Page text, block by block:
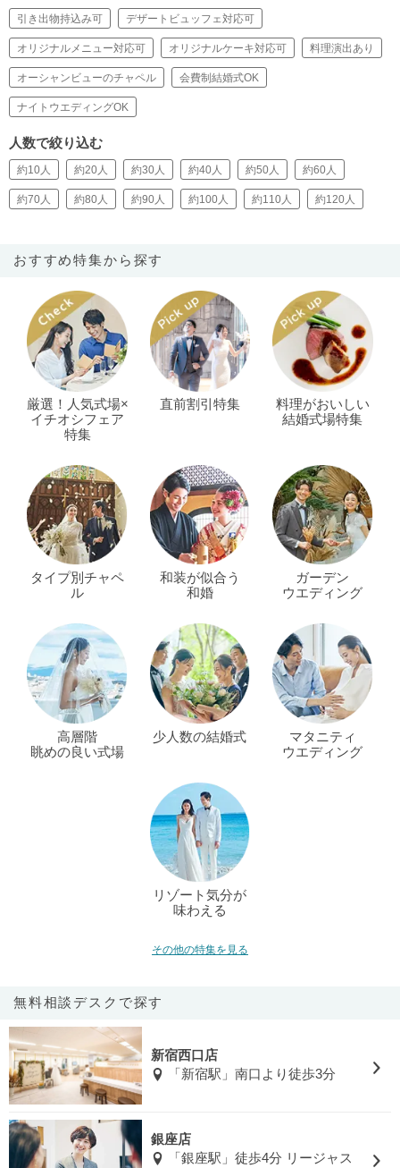
引き出物持込み可 デザートビュッフェ対応可
オリジナルメニュー対応可 オリジナルケーキ対応可 料理演出あり
オーシャンビューのチャペル 会費制結婚式OK
ナイトウエディングOK
人数で絞り込む
約10人 約20人 約30人 約40人 約50人 約60人
約70人 約80人 約90人 約100人 約110人 約120人
おすすめ特集から探す
厳選！人気式場×
イチオシフェア
特集
直前割引特集
料理がおいしい
結婚式場特集
タイプ別チャペ
ル
和装が似合う
和婚
ガーデン
ウエディング
高層階
眺めの良い式場
少人数の結婚式
マタニティ
ウエディング
リゾート気分が
味わえる
その他の特集を見る
無料相談デスクで探す
新宿西口店
「新宿駅」南口より徒歩3分
銀座店
「銀座駅」徒歩4分 リージャス